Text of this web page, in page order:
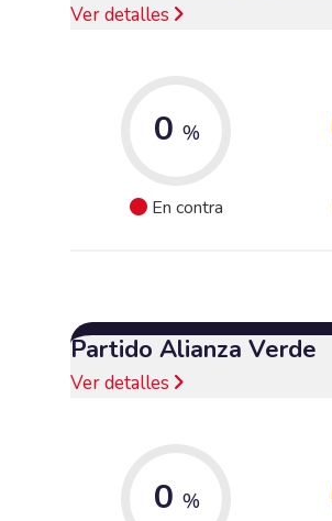
Ver detalles
0 %
En contra
Partido Alianza Verde
Ver detalles
0 %